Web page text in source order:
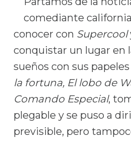
comediante
conocer con Supercool
conquistar un lugar en
sueños con sus
la fortuna, El lobo de
Comando Especial,
plegable y se puso a
previsible, pero